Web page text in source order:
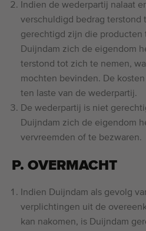
Indien de wederpartij nalaat
verschuldigd bedrag terstond
gerechtigd zijn die producten
Duijndam zich de eigendom
terstond tot zich te nemen,
mochten bevinden. De
ten laste van de wederpartij.
De wederpartij is niet
Duijndam zich de eigendom
vervreemden of te bezwaren.
P. OVERMACHT
Indien Duijndam als gevolg
verplichtingen uit de
kan nakomen, is Duijndam